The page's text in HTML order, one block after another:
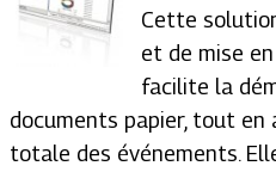
Cette
et de mise
facilite la
documents papier, tout
totale des événements.